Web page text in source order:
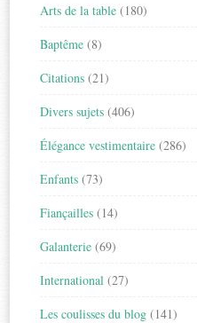
Arts de la table (180)
Baptême (8)
Citations (21)
Divers sujets (406)
Élégance vestimentaire (286)
Enfants (73)
Fiançailles (14)
Galanterie (69)
International (27)
Les coulisses du blog (141)